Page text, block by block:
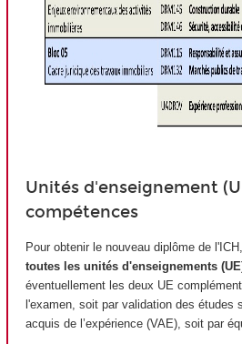
Unités d'enseignement
compétences
Pour obtenir le nouveau diplôme de
toutes les unités d'enseignements
éventuellement les deux UE
l'examen, soit par validation des études
acquis de l’expérience (VAE), soit par